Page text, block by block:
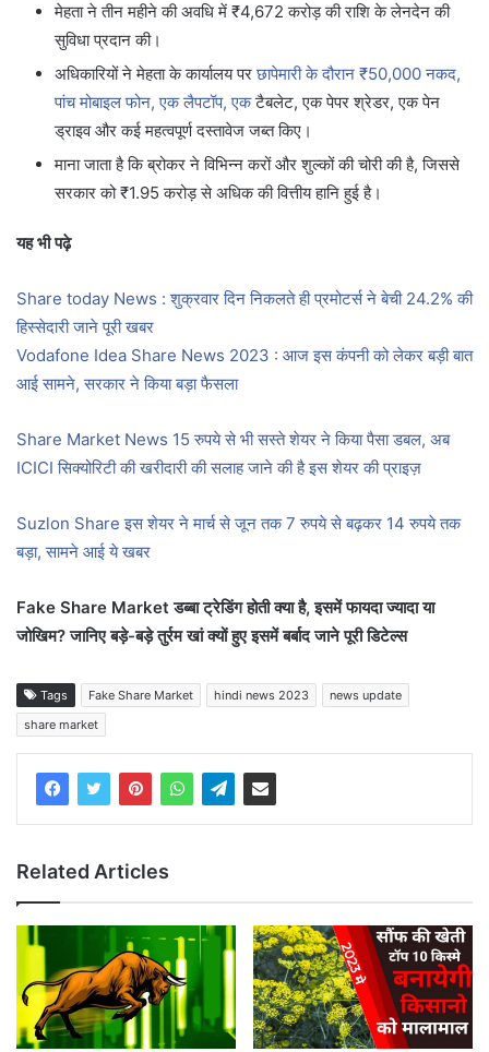
मेहता ने तीन महीने की अवधि में ₹4,672 करोड़ की राशि के लेनदेन की
सुविधा प्रदान की।
अधिकारियों ने मेहता के कार्यालय परछापेमारी के दौरान ₹50,000 नकद,
पांच मोबाइल फोन, एक लैपटॉप, एकटैबलेट, एक पेपर श्रेडर, एक पेन
ड्राइव और कई महत्वपूर्ण दस्तावेज जब्त किए।
माना जाता है कि ब्रोकर ने विभिन्न करों और शुल्कों की चोरी की है, जिससे
सरकार को ₹1.95 करोड़ से अधिक की वित्तीय हानि हुई है।
यह भी पढ़े
Share today News : शुक्रवार दिन निकलते ही प्रमोटर्स ने बेची 24.2% की
हिस्सेदारी जाने पूरी खबर
Vodafone Idea Share News 2023 : आज इस कंपनी को लेकर बड़ी बात
आई सामने, सरकार ने किया बड़ा फैसला
Share Market News 15 रुपये से भी सस्ते शेयर ने किया पैसा डबल, अब
ICICI सिक्योरिटी की खरीदारी की सलाह जाने की है इस शेयर की प्राइज़
Suzlon Share इस शेयर ने मार्च से जून तक 7 रुपये से बढ़कर 14 रुपये तक
बड़ा, सामने आई ये खबर
Fake Share Market डब्बा ट्रेडिंग होती क्या है, इसमें फायदा ज्यादा या
जोखिम? जानिए बड़े-बड़े तुर्रम खां क्यों हुए इसमें बर्बाद जाने पूरी डिटेल्स
Tags Fake Share Market hindi news 2023
news update
share market
Related Articles